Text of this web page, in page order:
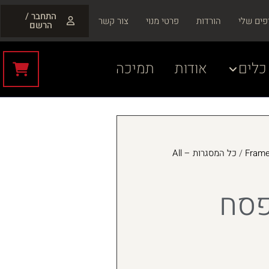
שלי הורדות פרטי מנוי צור קשר התחבר /
הרשם
אודות תמיכה
/
כל המסגרות – All